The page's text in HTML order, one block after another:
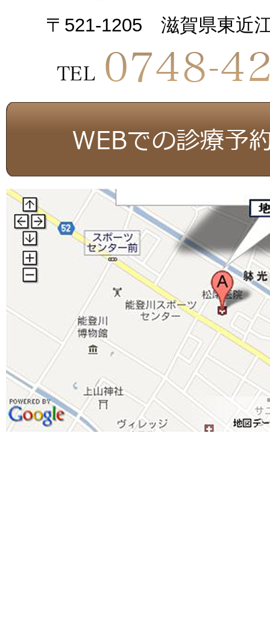
〒521-1205 滋賀県東近